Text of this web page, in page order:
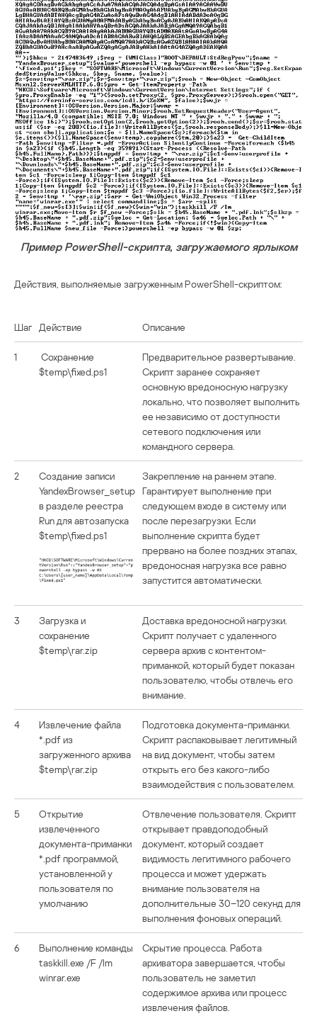
Пример PowerShell-скрипта, загружаемого ярлыком
Действия, выполняемые загруженным PowerShell-скриптом:
Шаг Действие Описание
1
Сохранение
$temp\fixed.ps1
Предварительное развертывание.
Скрипт заранее сохраняет
основную вредоносную нагрузку
локально, что позволяет выполнить
ее независимо от доступности
сетевого подключения или
командного сервера.
2
Создание записи
YandexBrowser_setup
в разделе реестра
Run для автозапуска
$temp\fixed.ps1
Закрепление на раннем этапе.
Гарантирует выполнение при
следующем входе в систему или
после перезагрузки. Если
выполнение скрипта будет
прервано на более поздних этапах,
вредоносная нагрузка все равно
запустится автоматически.
3
Загрузка и
сохранение
$temp\rar.zip
Доставка вредоносной нагрузки.
Скрипт получает с удаленного
сервера архив с контентом-
приманкой, который будет показан
пользователю, чтобы отвлечь его
внимание.
4
Извлечение файла
*.pdf из
загруженного архива
$temp\rar.zip
Подготовка документа-приманки.
Скрипт распаковывает легитимный
на вид документ, чтобы затем
открыть его без какого-либо
взаимодействия с пользователем.
5
Открытие
извлеченного
документа-приманки
*.pdf программой,
установленной у
пользователя по
умолчанию
Отвлечение пользователя. Скрипт
открывает правдоподобный
документ, который создает
видимость легитимного рабочего
процесса и может удержать
внимание пользователя на
дополнительные 30–120 секунд для
выполнения фоновых операций.
6
Выполнение команды
taskkill.exe /F /Im
winrar.exe
Скрытие процесса. Работа
архиватора завершается, чтобы
пользователь не заметил
содержимое архива или процесс
извлечения файлов.